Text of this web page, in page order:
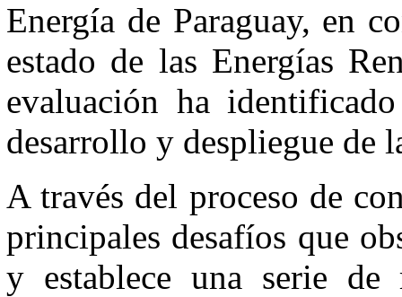
Energía de Paraguay, en
estado de las Energías
evaluación ha
desarrollo y despliegue de
A través del proceso de
principales desafíos que
y establece una serie de